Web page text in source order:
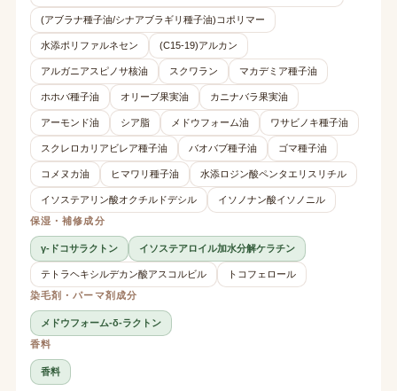
(アブラナ種子油/シナアブラギリ種子油)コポリマー
水添ポリファルネセン (C15-19)アルカン
アルガニアスピノサ核油 スクワラン マカデミア種子油
ホホバ種子油 オリーブ果実油 カニナバラ果実油
アーモンド油 シア脂 メドウフォーム油 ワサビノキ種子油
スクレロカリアビレア種子油 バオバブ種子油 ゴマ種子油
コメヌカ油 ヒマワリ種子油 水添ロジン酸ペンタエリスリチル
イソステアリン酸オクチルドデシル
イソノナン酸イソノニル
保湿・補修成分
γ-ドコサラクトン イソステアロイル加水分解ケラチン
テトラヘキシルデカン酸アスコルビル
トコフェロール
染毛剤・パーマ剤成分
メドウフォーム-δ-ラクトン
香料
香料